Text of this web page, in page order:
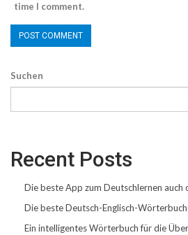
time I comment.
Suchen
Recent Posts
Die beste App zum Deutschlernen auch
Die beste Deutsch-Englisch-
Ein intelligentes Wörterbuch für die